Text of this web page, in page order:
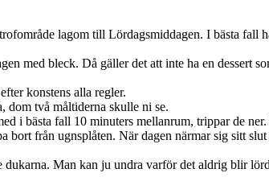
lagom till Lördagsmiddagen. I bästa fall
med bleck. Då gäller det att inte ha en dessert
konstens alla regler.
dom två måltiderna skulle ni se.
i bästa fall 10 minuters mellanrum, trippar de
bort från ugnsplåten. När dagen närmar sig sitt
Man kan ju undra varför det aldrig blir